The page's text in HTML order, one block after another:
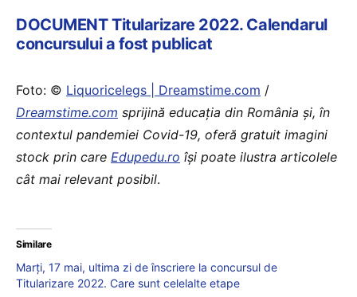
DOCUMENT Titularizare 2022. Calendarul
concursului a fost publicat
Foto: © Liquoricelegs | Dreamstime.com /
Dreamstime.com sprijină educaţia din România şi, în
contextul pandemiei Covid-19, oferă gratuit imagini
stock prin care Edupedu.ro îşi poate ilustra articolele
cât mai relevant posibil.
Similare
Marți, 17 mai, ultima zi de înscriere la concursul de
Titularizare 2022. Care sunt celelalte etape